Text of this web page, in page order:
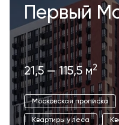
Первый
21,5 — 115,5 м2
Московская прописка
Квартиры у леса